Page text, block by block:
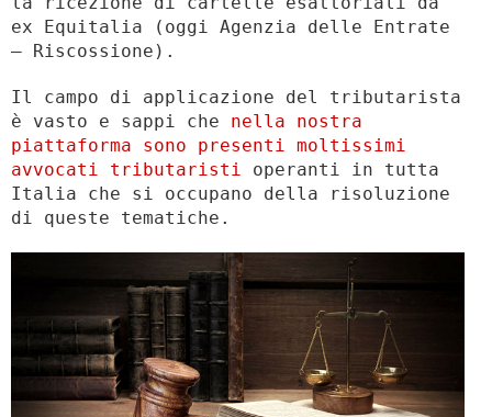
ex Equitalia (oggi Agenzia delle Entrate
– Riscossione).
Il campo di applicazione del tributarista
è vasto e sappi che nella nostra
piattaforma sono presenti moltissimi
avvocati tributaristi operanti in tutta
Italia che si occupano della risoluzione
di queste tematiche.